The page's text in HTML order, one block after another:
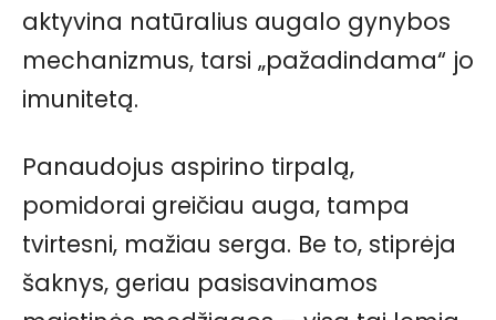
aktyvina natūralius augalo gynybos
mechanizmus, tarsi „pažadindama“ jo
imunitetą.
Panaudojus aspirino tirpalą,
pomidorai greičiau auga, tampa
tvirtesni, mažiau serga. Be to, stiprėja
šaknys, geriau pasisavinamos